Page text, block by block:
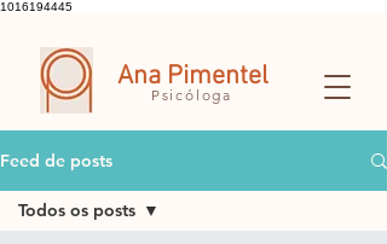
1016194445
Ana Pimentel
Psicóloga
Feed de posts
Todos os posts